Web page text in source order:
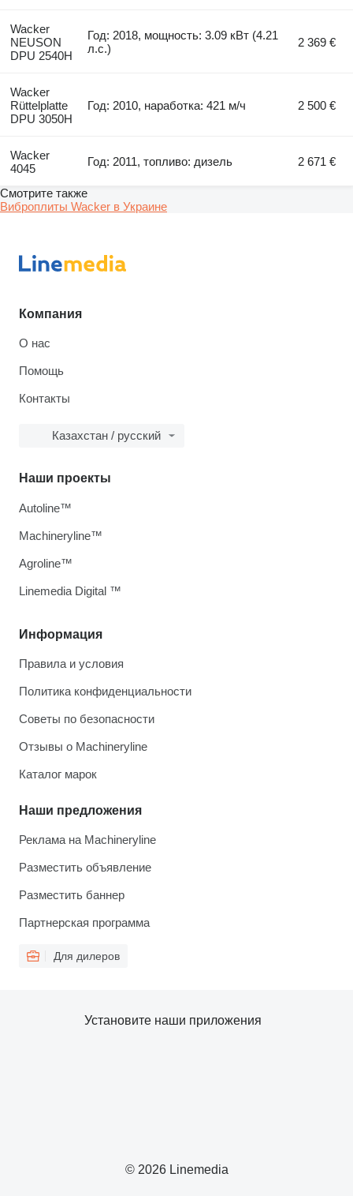
Wacker
NEUSON
DPU 2540H
Год: 2018, мощность: 3.09 кВт (4.21
л.с.)
2 369 €
Wacker
Rüttelplatte
DPU 3050H
Год: 2010, наработка: 421 м/ч 2 500 €
Wacker
4045
Год: 2011, топливо: дизель 2 671 €
Смотрите также
Виброплиты Wacker в Украине
Компания
О нас
Помощь
Контакты
Казахстан / русский
Информация
Правила и условия
Политика конфиденциальности
Советы по безопасности
Отзывы о Machineryline
Каталог марок
Наши предложения
Реклама на Machineryline
Разместить объявление
Разместить баннер
Партнерская программа
Для дилеров
Наши проекты
Autoline™
Machineryline™
Agroline™
Linemedia Digital ™
© 2026 Linemedia
Установите наши приложения